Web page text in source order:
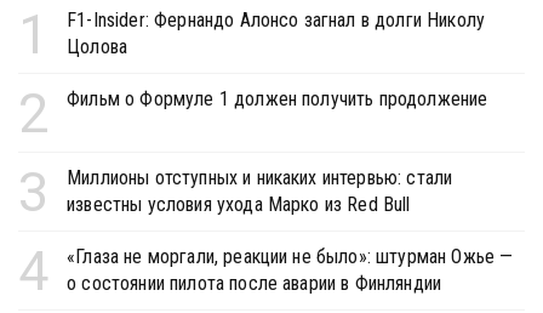
1
F1-Insider: Фернандо Алонсо загнал в долги Николу
Цолова
2 Фильм о Формуле 1 должен получить продолжение
3
Миллионы отступных и никаких интервью: стали
известны условия ухода Марко из Red Bull
4
«Глаза не моргали, реакции не было»: штурман Ожье —
о состоянии пилота после аварии в Финляндии